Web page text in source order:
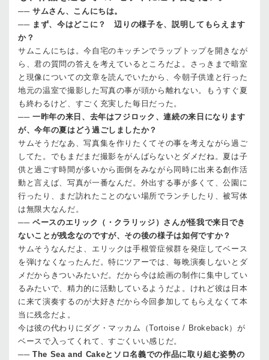
── サムさん、こんにちは。
── まず、今はどこに？ 辺りの様子を、説明してもらえます
か？
サムこんにちは。今自宅のキッチンでラップトップを開きなが
ら、君の質問の答えを考えているところだよ。さっきまで暗室
と現像についての文章を読んでいたから、今朝子供達と行った
地元の温室で撮影した写真の事が頭から離れない。もうすぐ夏
も終わるけど、すごく充実した毎日だった。
── 一昨年の来日、去年はフジロック、連続の来日になります
が、今年の夏はどう過ごしましたか？
サムそうだなあ、写真集を作りたくてその事を考えながら過ご
してた。でもまだまだ撮影をがんばらないとダメだね。夏は子
供と過ごす時間が多いから面倒をみながら同時に出来る創作活
動と言えば、写真が一番なんだ。外出する事が多くて、公園に
行ったり、まだ訪れたことのない場所でランチしたり、被写体
は無限大なんだ。
── ベースのエリック（・クラリッジ）さんが怪我で来日でき
ないことが残念なのですが、その後の様子は如何ですか？
サムそうなんだよ、エリックは手根管症候群を発症してベース
を弾けなくなったんだ。特にツアーでは、毎晩演奏しないとダ
メだからきついみたいだ。だから今は絵画の制作に集中してい
るみたいで、精力的に活動しているようだよ。けれど彼は日本
に来て演奏するのが大好きだから今回参加してもらえなくて本
当に残念だよ。
今は彼の代わりにダグ・マッカム（Tortoise / Brokeback）が
ベースで入ってくれて、すごくいい感じだ。
── The Sea and Cakeとソロ名義での作品に取り組む姿勢の